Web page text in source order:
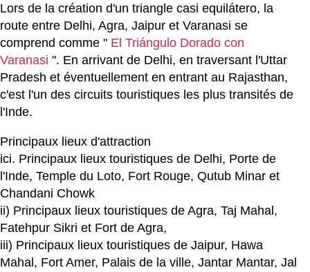
Lors de la création d'un triangle casi equilátero, la
route entre Delhi, Agra, Jaipur et Varanasi se
comprend comme " El Triángulo Dorado con
Varanasi ". En arrivant de Delhi, en traversant l'Uttar
Pradesh et éventuellement en entrant au Rajasthan,
c'est l'un des circuits touristiques les plus transités de
l'Inde.
Principaux lieux d'attraction
ici. Principaux lieux touristiques de Delhi, Porte de
l'Inde, Temple du Loto, Fort Rouge, Qutub Minar et
Chandani Chowk
ii) Principaux lieux touristiques de Agra, Taj Mahal,
Fatehpur Sikri et Fort de Agra,
iii) Principaux lieux touristiques de Jaipur, Hawa
Mahal, Fort Amer, Palais de la ville, Jantar Mantar, Jal